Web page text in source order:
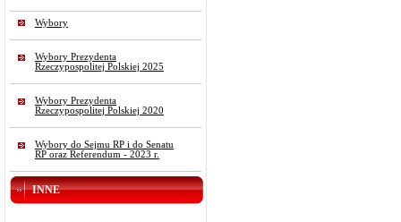
Wybory
Wybory Prezydenta
Rzeczypospolitej Polskiej 2025
Wybory Prezydenta
Rzeczypospolitej Polskiej 2020
Wybory do Sejmu RP i do Senatu
RP oraz Referendum - 2023 r.
INNE